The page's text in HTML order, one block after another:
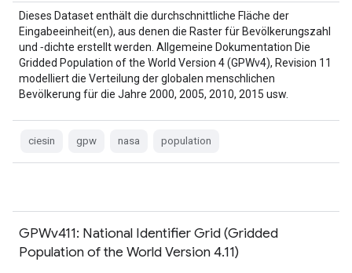
Dieses Dataset enthält die durchschnittliche Fläche der
Eingabeeinheit(en), aus denen die Raster für Bevölkerungszahl
und ‑dichte erstellt werden. Allgemeine Dokumentation Die
Gridded Population of the World Version 4 (GPWv4), Revision 11
modelliert die Verteilung der globalen menschlichen
Bevölkerung für die Jahre 2000, 2005, 2010, 2015 usw.
ciesin gpw nasa population
GPWv411: National Identifier Grid (Gridded
Population of the World Version 4.11)